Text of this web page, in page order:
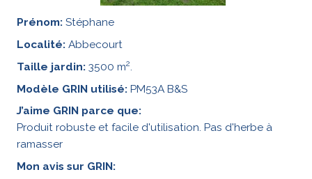
Prénom: Stéphane
Localité: Abbecourt
Taille jardin: 3500 m2.
Modèle GRIN utilisé: PM53A B&S
J’aime GRIN parce que:
Produit robuste et facile d'utilisation. Pas d'herbe à
ramasser
Mon avis sur GRIN: